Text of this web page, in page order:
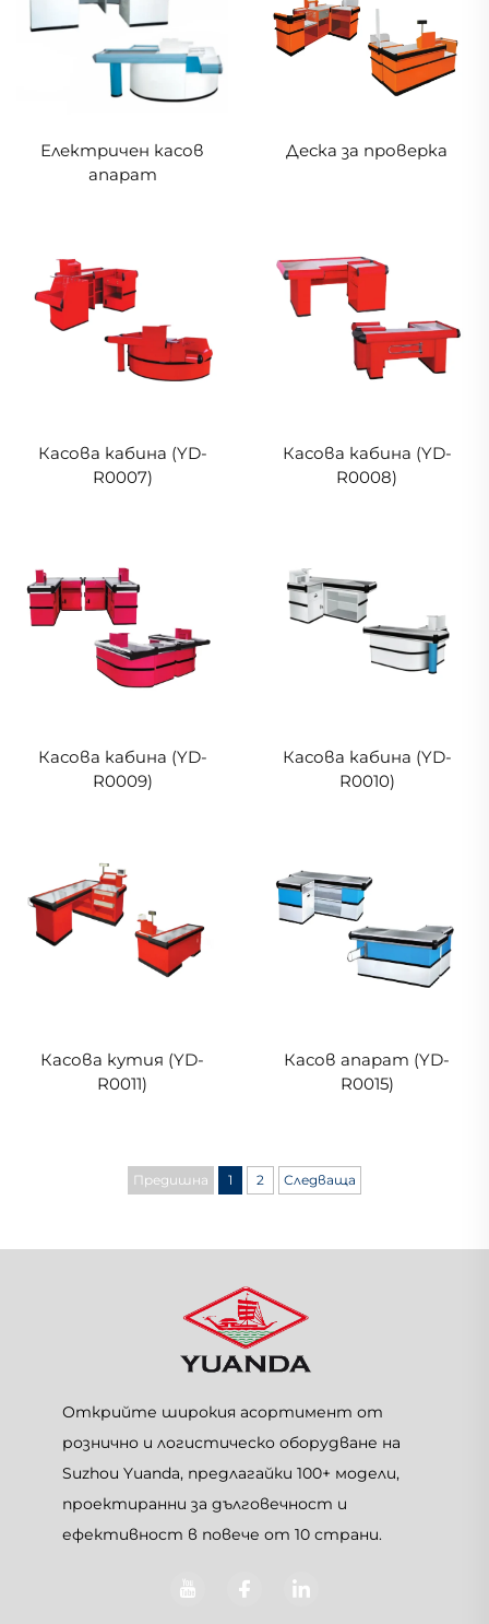
Електричен касов
апарат
Деска за проверка
Касова кабина (YD-
R0007)
Касова кабина (YD-
R0008)
Касова кабина (YD-
R0009)
Касова кабина (YD-
R0010)
Касова кутия (YD-
R0011)
Касов апарат (YD-
R0015)
Предишна 1 2 Следваща
Открийте широкия асортимент от
рознично и логистическо оборудване на
Suzhou Yuanda, предлагайки 100+ модели,
проектиранни за дълговечност и
ефективност в повече от 10 страни.